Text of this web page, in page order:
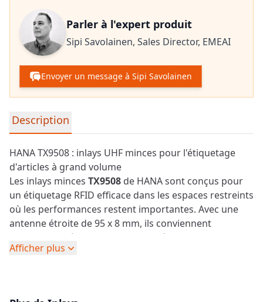
Parler à l'expert produit
Sipi Savolainen, Sales Director, EMEAI
Envoyer un message à Sipi Savolainen
Informations détaillées sur le produit
Description
HANA TX9508 : inlays UHF minces pour l'étiquetage
d'articles à grand volume
Les inlays minces TX9508 de HANA sont conçus pour
un étiquetage RFID efficace dans les espaces restreints
où les performances restent importantes. Avec une
antenne étroite de 95 x 8 mm, ils conviennent
parfaitement à la gestion de la chaîne
d'approvisionnement et des stocks, à la logistique, à
Afficher plus